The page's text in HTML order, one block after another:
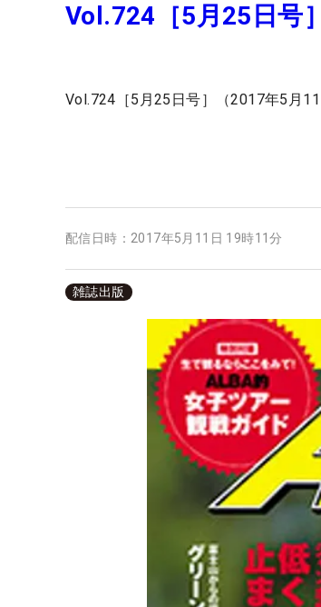
Vol.724［5月25日号
Vol.724［5月25日号］（2017年5月11
配信日時： 2017年5月11日 19時11分
雑誌出版